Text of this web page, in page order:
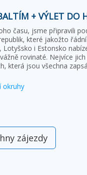
+ VÝLET DO
času, jsme připravili
které jakožto
Lotyšsko i Estonsko
rovinaté. Nejvíce
která jsou všechna
okruhy
zájezdy